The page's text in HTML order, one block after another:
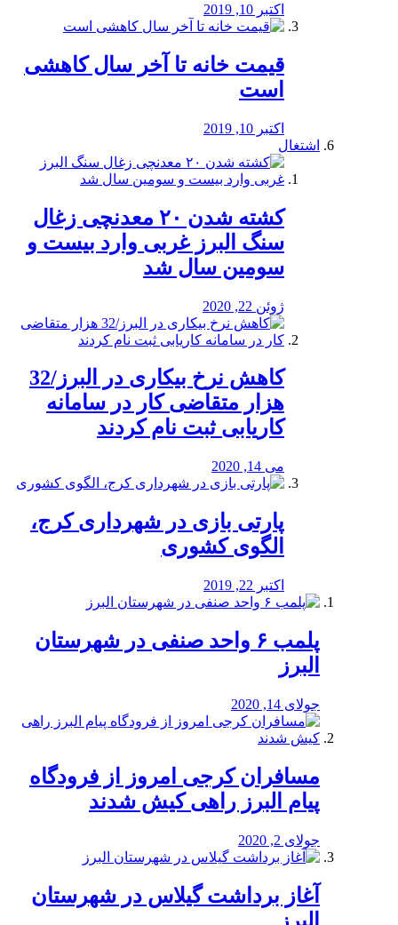
اکتبر 10, 2019
قیمت خانه تا آخر سال کاهشی
است
اکتبر 10, 2019
اشتغال
کشته شدن ۲۰ معدنچی زغال
سنگ البرز غربی وارد بیست و
سومین سال شد
ژوئن 22, 2020
کاهش نرخ بیکاری در البرز/32
هزار متقاضی کار در سامانه
کاریابی ثبت نام کردند
می 14, 2020
پارتی بازی در شهرداری کرج،
الگوی کشوری
اکتبر 22, 2019
پلمب ۶ واحد صنفی در شهرستان
البرز
جولای 14, 2020
مسافران کرجی امروز از فرودگاه
پیام البرز راهی کیش شدند
جولای 2, 2020
آغاز برداشت گیلاس در شهرستان
البرز